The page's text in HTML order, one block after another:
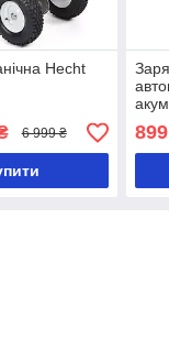
Hecht
6 999 ₴